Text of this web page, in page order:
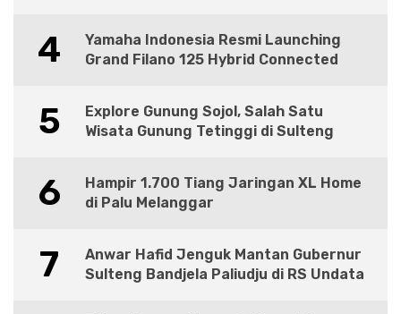
4
Yamaha Indonesia Resmi Launching
Grand Filano 125 Hybrid Connected
5
Explore Gunung Sojol, Salah Satu
Wisata Gunung Tetinggi di Sulteng
6
Hampir 1.700 Tiang Jaringan XL Home
di Palu Melanggar
7
Anwar Hafid Jenguk Mantan Gubernur
Sulteng Bandjela Paliudju di RS Undata